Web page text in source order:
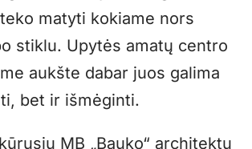
matyti kokiame nors
stiklu. Upytės amatų centro
aukšte dabar juos galima
bet ir išmėginti.
MB „Bauko“ architektų